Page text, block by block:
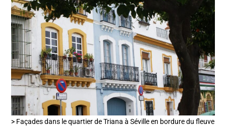
> Façades dans le quartier de Triana à Séville en bordure du fleuve